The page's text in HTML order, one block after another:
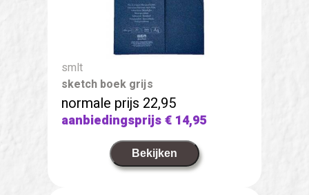
smlt
sketch boek grijs
normale prijs 22,95
aanbiedingsprijs€ 14,95
Bekijken